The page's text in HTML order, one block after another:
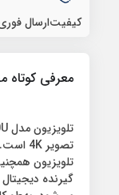
کیفیتارسال
معرفی
گیرنده